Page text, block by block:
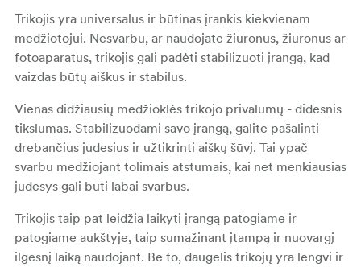
Trikojis yra universalus ir būtinas įrankis kiekvienam
medžiotojui. Nesvarbu, ar naudojate žiūronus, žiūronus ar
fotoaparatus, trikojis gali padėti stabilizuoti įrangą, kad
vaizdas būtų aiškus ir stabilus.
Vienas didžiausių medžioklės trikojo privalumų - didesnis
tikslumas. Stabilizuodami savo įrangą, galite pašalinti
drebančius judesius ir užtikrinti aiškų šūvį. Tai ypač
svarbu medžiojant tolimais atstumais, kai net menkiausias
judesys gali būti labai svarbus.
Trikojis taip pat leidžia laikyti įrangą patogiame ir
patogiame aukštyje, taip sumažinant įtampą ir nuovargį
ilgesnį laiką naudojant. Be to, daugelis trikojų yra lengvi ir